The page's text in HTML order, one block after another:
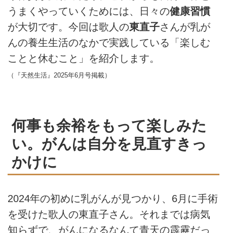
うまくやっていくためには、日々の健康習慣
が大切です。今回は歌人の東直子さんが乳が
んの養生生活のなかで実践している「楽しむ
ことと休むこと」を紹介します。
（『天然生活』2025年6月号掲載）
何事も余裕をもって楽しみた
い。がんは自分を見直すきっ
かけに
2024年の初めに乳がんが見つかり、6月に手術
を受けた歌人の東直子さん。それまでは病気
知らずで、がんになるなんて青天の霹靂だっ